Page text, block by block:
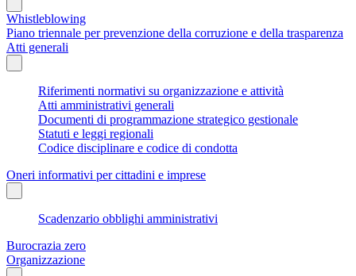
Whistleblowing
Piano triennale per prevenzione della corruzione e della trasparenza
Atti generali
Riferimenti normativi su organizzazione e attività
Atti amministrativi generali
Documenti di programmazione strategico gestionale
Statuti e leggi regionali
Codice disciplinare e codice di condotta
Oneri informativi per cittadini e imprese
Scadenzario obblighi amministrativi
Burocrazia zero
Organizzazione